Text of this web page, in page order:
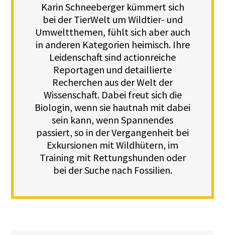
Karin Schneeberger kümmert sich
bei der TierWelt um Wildtier- und
Umweltthemen, fühlt sich aber auch
in anderen Kategorien heimisch. Ihre
Leidenschaft sind actionreiche
Reportagen und detaillierte
Recherchen aus der Welt der
Wissenschaft. Dabei freut sich die
Biologin, wenn sie hautnah mit dabei
sein kann, wenn Spannendes
passiert, so in der Vergangenheit bei
Exkursionen mit Wildhütern, im
Training mit Rettungshunden oder
bei der Suche nach Fossilien.